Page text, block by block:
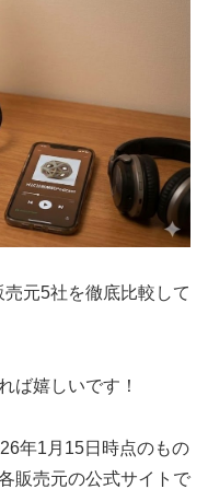
元5社を徹底比較して
ば嬉しいです！
年1月15日時点のもの
販売元の公式サイトで